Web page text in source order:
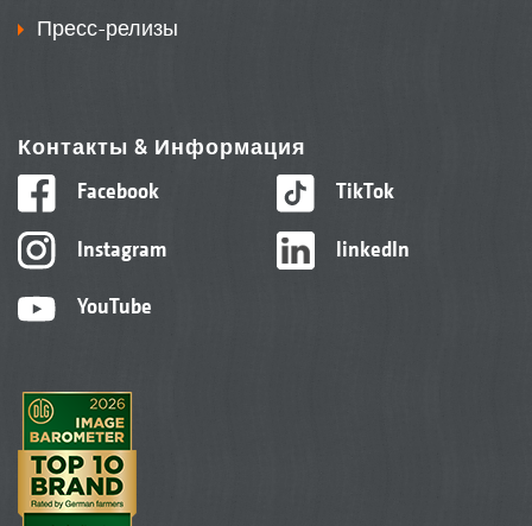
Пресс-релизы
Контакты & Информация
Facebook
Instagram
YouTube
TikTok
linkedIn